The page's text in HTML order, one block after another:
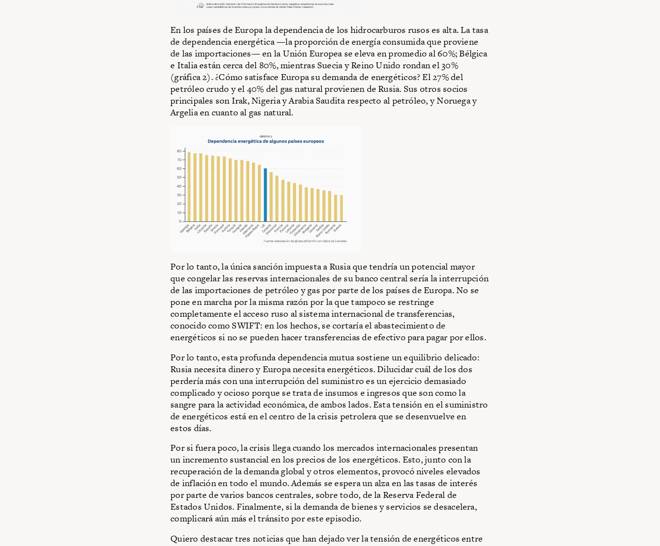
En los países de Europa la dependencia de los hidrocarburos rusos es alta. La tasa
de dependencia energética —la proporción de energía consumida que proviene
de las importaciones— en la Unión Europea se eleva en promedio al 60%; Bélgica
e Italia están cerca del 80%, mientras Suecia y Reino Unido rondan el 30%
(gráfica 2). ¿Cómo satisface Europa su demanda de energéticos? El 27% del
petróleo crudo y el 40% del gas natural provienen de Rusia. Sus otros socios
principales son Irak, Nigeria y Arabia Saudita respecto al petróleo, y Noruega y
Argelia en cuanto al gas natural.
Por lo tanto, la única sanción impuesta a Rusia que tendría un potencial mayor
que congelar las reservas internacionales de su banco central sería la interrupción
de las importaciones de petróleo y gas por parte de los países de Europa. No se
pone en marcha por la misma razón por la que tampoco se restringe
completamente el acceso ruso al sistema internacional de transferencias,
conocido como SWIFT: en los hechos, se cortaría el abastecimiento de
energéticos si no se pueden hacer transferencias de efectivo para pagar por ellos.
Por lo tanto, esta profunda dependencia mutua sostiene un equilibrio delicado:
Rusia necesita dinero y Europa necesita energéticos. Dilucidar cuál de los dos
perdería más con una interrupción del suministro es un ejercicio demasiado
complicado y ocioso porque se trata de insumos e ingresos que son como la
sangre para la actividad económica, de ambos lados. Esta tensión en el suministro
de energéticos está en el centro de la crisis petrolera que se desenvuelve en
estos días.
Por si fuera poco, la crisis llega cuando los mercados internacionales presentan
un incremento sustancial en los precios de los energéticos. Esto, junto con la
recuperación de la demanda global y otros elementos, provocó niveles elevados
de inflación en todo el mundo. Además se espera un alza en las tasas de interés
por parte de varios bancos centrales, sobre todo, de la Reserva Federal de
Estados Unidos. Finalmente, si la demanda de bienes y servicios se desacelera,
complicará aún más el tránsito por este episodio.
Quiero destacar tres noticias que han dejado ver la tensión de energéticos entre